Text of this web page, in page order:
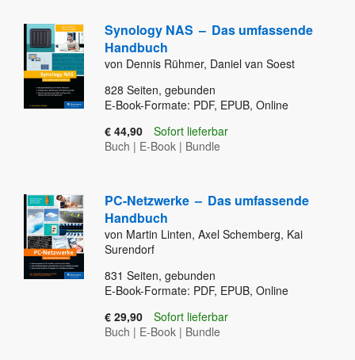
Synology NAS – Das umfassende
Handbuch
von Dennis Rühmer, Daniel van Soest
828 Seiten, gebunden
E-Book-Formate: PDF, EPUB, Online
€ 44,90
Sofort lieferbar
Buch | E-Book | Bundle
PC-Netzwerke – Das umfassende
Handbuch
von Martin Linten, Axel Schemberg, Kai
Surendorf
831 Seiten, gebunden
E-Book-Formate: PDF, EPUB, Online
€ 29,90
Sofort lieferbar
Buch | E-Book | Bundle